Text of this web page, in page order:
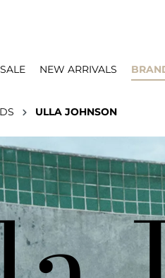
SALE NEW ARRIVALS
ULLA JOHNSON